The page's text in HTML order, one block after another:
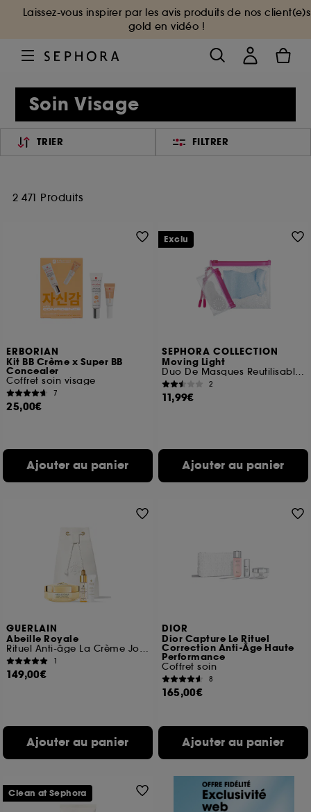
Laissez-vous inspirer par les avis produits de nos client(e)s
gold en vidéo !
Soin Visage
TRIER FILTRER
2 471 Produits
ERBORIAN
Kit BB Crème x Super BB
Concealer
Coffret soin visage
7
25,00€
Ajouter au panier
SEPHORA COLLECTION
Moving Light
Duo De Masques Reutilisables
2
11,99€
Ajouter au panier
Exclu
GUERLAIN
Abeille Royale
Rituel Anti-âge La Crème Jour Honey Treatment
1
149,00€
Ajouter au panier
DIOR
Dior Capture Le Rituel
Correction Anti-Âge Haute
Performance
Coffret soin
8
165,00€
Ajouter au panier
Clean at Sephora